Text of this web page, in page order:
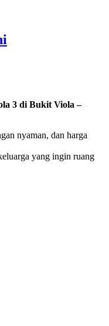
3 di Bukit Viola –
nyaman, dan harga
yang ingin ruang